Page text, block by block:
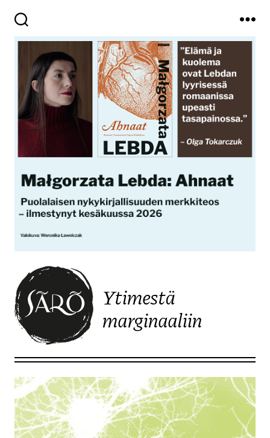
Ytimestä
marginaaliin